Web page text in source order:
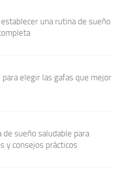
una rutina de sueño
elegir las gafas que mejor
sueño saludable para
y consejos prácticos